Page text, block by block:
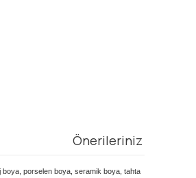
Önerileriniz
boya, porselen boya, seramik boya, tahta